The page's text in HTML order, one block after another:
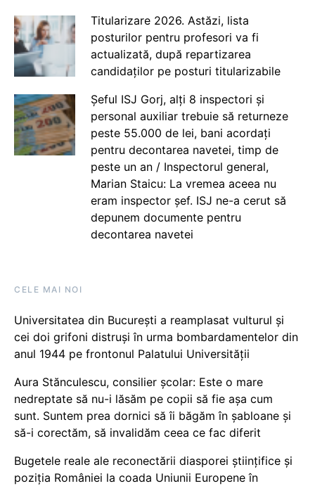
Titularizare 2026. Astăzi, lista
posturilor pentru profesori va fi
actualizată, după repartizarea
candidaților pe posturi titularizabile
Șeful ISJ Gorj, alți 8 inspectori și
personal auxiliar trebuie să returneze
peste 55.000 de lei, bani acordați
pentru decontarea navetei, timp de
peste un an / Inspectorul general,
Marian Staicu: La vremea aceea nu
eram inspector șef. ISJ ne-a cerut să
depunem documente pentru
decontarea navetei
CELE MAI NOI
Universitatea din București a reamplasat vulturul și
cei doi grifoni distruși în urma bombardamentelor din
anul 1944 pe frontonul Palatului Universității
Aura Stănculescu, consilier școlar: Este o mare
nedreptate să nu-i lăsăm pe copii să fie așa cum
sunt. Suntem prea dornici să îi băgăm în șabloane și
să-i corectăm, să invalidăm ceea ce fac diferit
Bugetele reale ale reconectării diasporei științifice și
poziția României la coada Uniunii Europene în